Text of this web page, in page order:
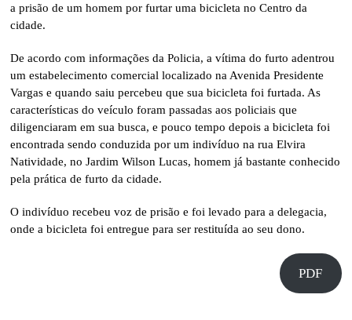
a prisão de um homem por furtar uma bicicleta no Centro da
cidade.
De acordo com informações da Policia, a vítima do furto adentrou
um estabelecimento comercial localizado na Avenida Presidente
Vargas e quando saiu percebeu que sua bicicleta foi furtada. As
características do veículo foram passadas aos policiais que
diligenciaram em sua busca, e pouco tempo depois a bicicleta foi
encontrada sendo conduzida por um indivíduo na rua Elvira
Natividade, no Jardim Wilson Lucas, homem já bastante conhecido
pela prática de furto da cidade.
O indivíduo recebeu voz de prisão e foi levado para a delegacia,
onde a bicicleta foi entregue para ser restituída ao seu dono.
PDF